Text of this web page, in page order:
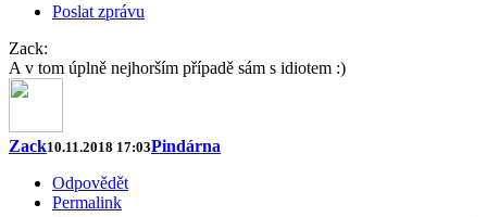
Poslat zprávu
Zack:
A v tom úplně nejhorším případě sám s idiotem :)
Zack10.11.2018 17:03Pindárna
Odpovědět
Permalink